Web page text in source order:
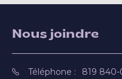
Nous joindre
Téléphone : 819